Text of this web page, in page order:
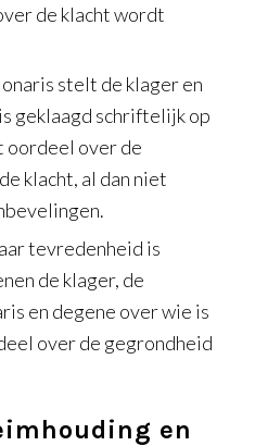
de klacht wordt
stelt de klager en
geklaagd schriftelijk op
oordeel over de
klacht, al dan niet
tevredenheid is
de klager, de
en degene over wie is
over de gegrondheid
en